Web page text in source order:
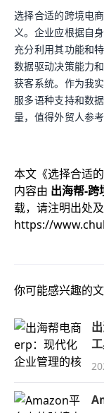
选择合适的跨境电
义。企业应根据自
充分利用其功能和
数据驱动决策能力
获客系统。作为我
服多语种支持和数
量，值得外贸人参
本文《选择合适
内容由 出海帮-跨
载，请注明出处及
https://
你可能感兴趣的